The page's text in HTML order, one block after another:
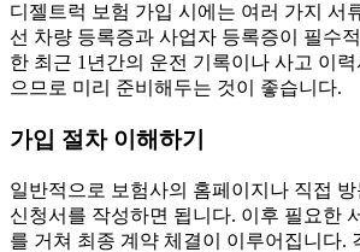
디젤트럭 보험 가입 시에는 여러 가지 서
선 차량 등록증과 사업자 등록증이 필수
한 최근 1년간의 운전 기록이나 사고 이
으므로 미리 준비해두는 것이 좋습니다.
가입 절차 이해하기
일반적으로 보험사의 홈페이지나 직접
신청서를 작성하면 됩니다. 이후 필요한
를 거쳐 최종 계약 체결이 이루어집니다.